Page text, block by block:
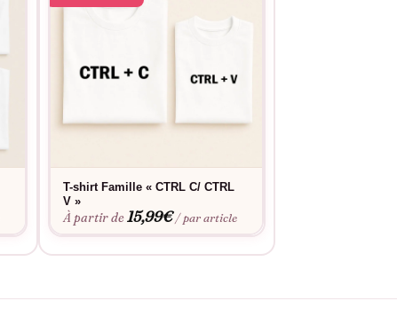
T-shirt Famille « CTRL C/ CTRL
V »
À partir de15,99€ / par article